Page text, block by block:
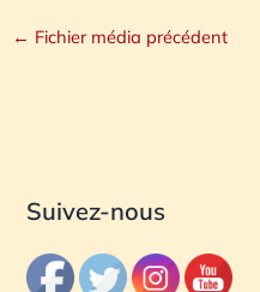
← Fichier média précédent
Suivez-nous